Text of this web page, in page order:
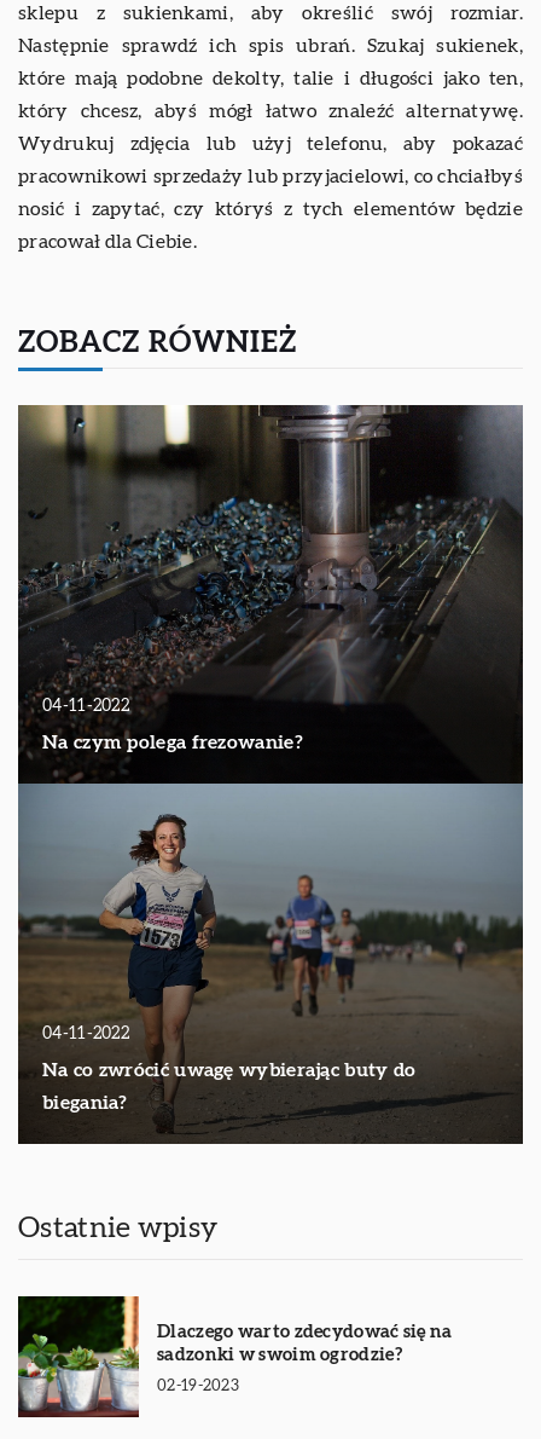
sklepu z sukienkami, aby określić swój rozmiar.
Następnie sprawdź ich spis ubrań. Szukaj sukienek,
które mają podobne dekolty, talie i długości jako ten,
który chcesz, abyś mógł łatwo znaleźć alternatywę.
Wydrukuj zdjęcia lub użyj telefonu, aby pokazać
pracownikowi sprzedaży lub przyjacielowi, co chciałbyś
nosić i zapytać, czy któryś z tych elementów będzie
pracował dla Ciebie.
ZOBACZ RÓWNIEŻ
04-11-2022
Na czym polega frezowanie?
04-11-2022
Na co zwrócić uwagę wybierając buty do
biegania?
Ostatnie wpisy
Dlaczego warto zdecydować się na
sadzonki w swoim ogrodzie?
02-19-2023